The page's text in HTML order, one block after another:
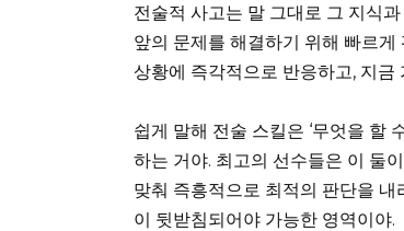
전술적 사고는 말 그대로 그 지식
앞의 문제를 해결하기 위해 빠르
상황에 즉각적으로 반응하고, 지
쉽게 말해 전술 스킬은 ‘무엇을 할
하는 거야. 최고의 선수들은 이 둘
맞춰 즉흥적으로 최적의 판단을
이 뒷받침되어야 가능한 영역이야.